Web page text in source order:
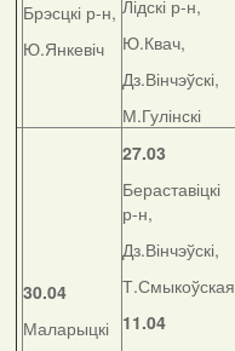
Брэсцкі р-н,
Ю.Янкевіч
Лідскі р-н,
Ю.Квач,
Дз.Вінчэўскі,
М.Гулінскі
30.04
Маларыцкі
27.03
Бераставіцкі
р-н,
Дз.Вінчэўскі,
Т.Смыкоўская
11.04